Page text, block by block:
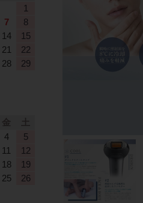
1
7
8
14
15
21
22
28
29
4
5
11
12
18
19
25
26